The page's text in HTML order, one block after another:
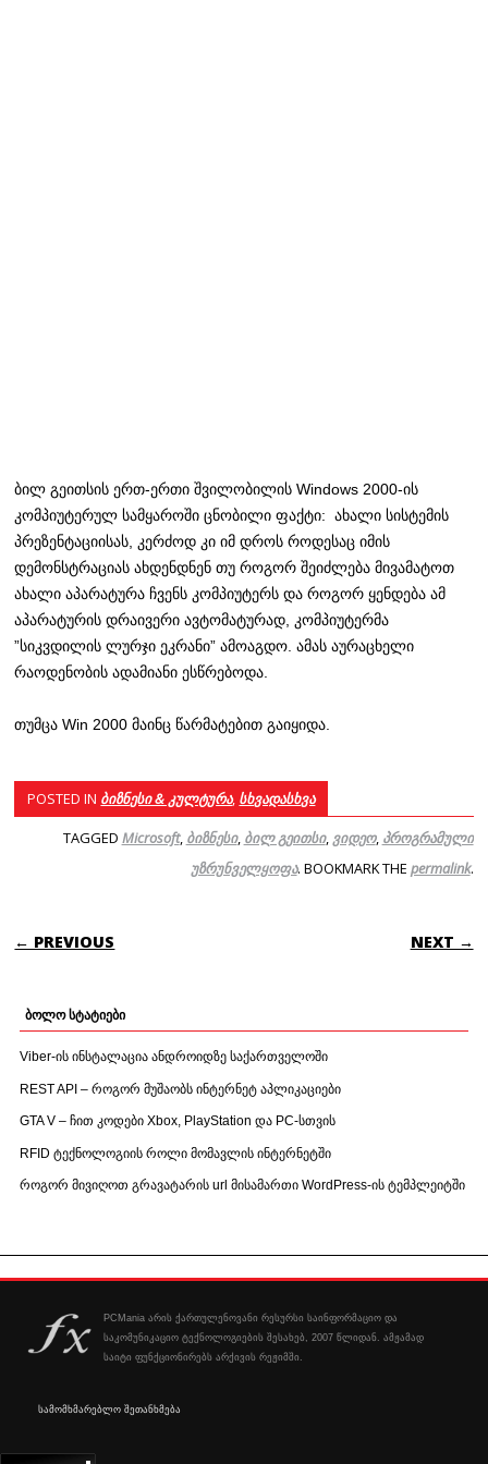
ბილ გეითსის ერთ-ერთი შვილობილის Windows 2000-ის
კომპიუტერულ სამყაროში ცნობილი ფაქტი: ახალი სისტემის
პრეზენტაციისას, კერძოდ კი იმ დროს როდესაც იმის
დემონსტრაციას ახდენდნენ თუ როგორ შეიძლება მივამატოთ
ახალი აპარატურა ჩვენს კომპიუტერს და როგორ ყენდება ამ
აპარატურის დრაივერი ავტომატურად, კომპიუტერმა
”სიკვდილის ლურჯი ეკრანი” ამოაგდო. ამას აურაცხელი
რაოდენობის ადამიანი ესწრებოდა.
თუმცა Win 2000 მაინც წარმატებით გაიყიდა.
POSTED IN ბიზნესი & კულტურა, სხვადასხვა
TAGGED Microsoft, ბიზნესი, ბილ გეითსი,ვიდეო, პროგრამული
უზრუნველყოფა. BOOKMARK THE permalink.
POST NAVIGATION
← PREVIOUS NEXT →
ბოლო სტატიები
Viber-ის ინსტალაცია ანდროიდზე საქართველოში
REST API – როგორ მუშაობს ინტერნეტ აპლიკაციები
GTA V – ჩით კოდები Xbox, PlayStation და PC-სთვის
RFID ტექნოლოგიის როლი მომავლის ინტერნეტში
როგორ მივიღოთ გრავატარის url მისამართი WordPress-ის ტემპლეიტში
PCMania არის ქართულენოვანი რესურსი საინფორმაციო და
საკომუნიკაციო ტექნოლოგიების შესახებ, 2007 წლიდან. ამჟამად
საიტი ფუნქციონირებს არქივის რეჟიმში.
სამომხმარებლო შეთანხმება